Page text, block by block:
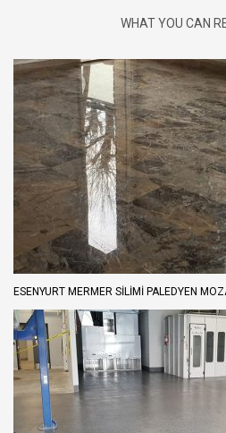
WHAT YOU CAN
ESENYURT MERMER SILIMI PALEDYEN